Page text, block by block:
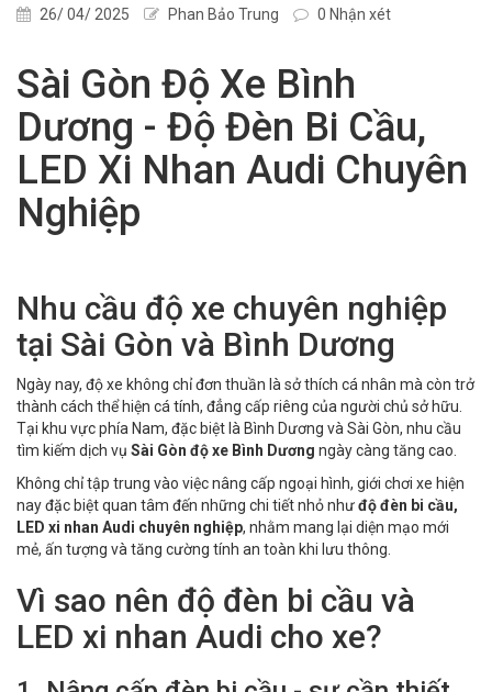
26/ 04/ 2025 Phan Bảo Trung 0 Nhận xét
Sài Gòn Độ Xe Bình
Dương - Độ Đèn Bi Cầu,
LED Xi Nhan Audi Chuyên
Nghiệp
Nhu cầu độ xe chuyên nghiệp
tại Sài Gòn và Bình Dương
Ngày nay, độ xe không chỉ đơn thuần là sở thích cá nhân mà còn trở
thành cách thể hiện cá tính, đẳng cấp riêng của người chủ sở hữu.
Tại khu vực phía Nam, đặc biệt là Bình Dương và Sài Gòn, nhu cầu
tìm kiếm dịch vụ Sài Gòn độ xe Bình Dương ngày càng tăng cao.
Không chỉ tập trung vào việc nâng cấp ngoại hình, giới chơi xe hiện
nay đặc biệt quan tâm đến những chi tiết nhỏ nhưđộ đèn bi cầu,
LED xi nhan Audi chuyên nghiệp, nhằm mang lại diện mạo mới
mẻ, ấn tượng và tăng cường tính an toàn khi lưu thông.
Vì sao nên độ đèn bi cầu và
LED xi nhan Audi cho xe?